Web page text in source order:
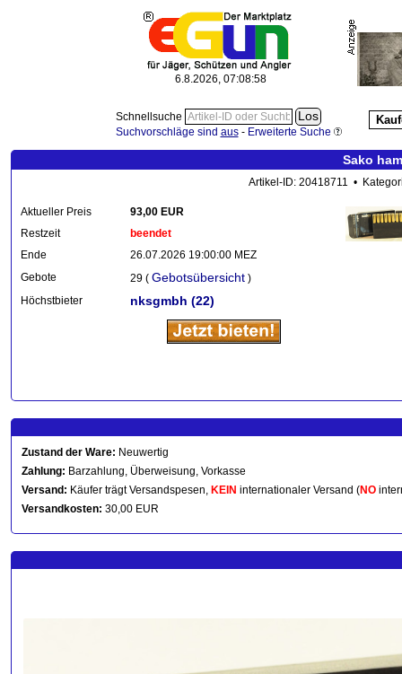
6.8.2026, 07:08:59
Schnellsuche
Suchvorschläge sind aus- Erweiterte Suche
Sako
Artikel-ID: 20418711 •
Aktueller Preis
93,00 EUR
Restzeit
beendet
Ende
26.07.2026 19:00:00 MEZ
Gebote
29 ( Gebotsübersicht )
Höchstbieter
nksgmbh (22)
Zustand der Ware: Neuwertig
Zahlung: Barzahlung, Überweisung, Vorkasse
Versand: Käufer trägt Versandspesen, KEIN internationaler Versand (NO
Versandkosten: 30,00 EUR